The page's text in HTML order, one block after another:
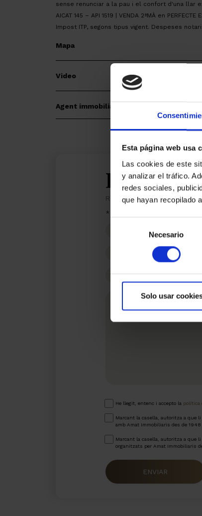
Esta página web usa
Las cookies de este
y analizar el tráfico.
redes sociales,
que hayan recopilado
consentimiento
Necesario
Solo usar
sense renunciar a la pau i el confort d'una llar
AICAT 145 – API 1519 | VENDA 2ªMÀ en PERFECTE
Impost ITP, segons tipus vigent. Despeses
Mapa
Video
Agent immobiliari
Estic
Ref.: 33447
*Camps requerits
E-
He llegit, entenc i accepto la política
Marcant la casella, autoritza a que
amb Amat Immobiliaris des de 1948
Marcant la casella, autoritza a que
organitzats per Amat Immobiliaris
ENVIAR